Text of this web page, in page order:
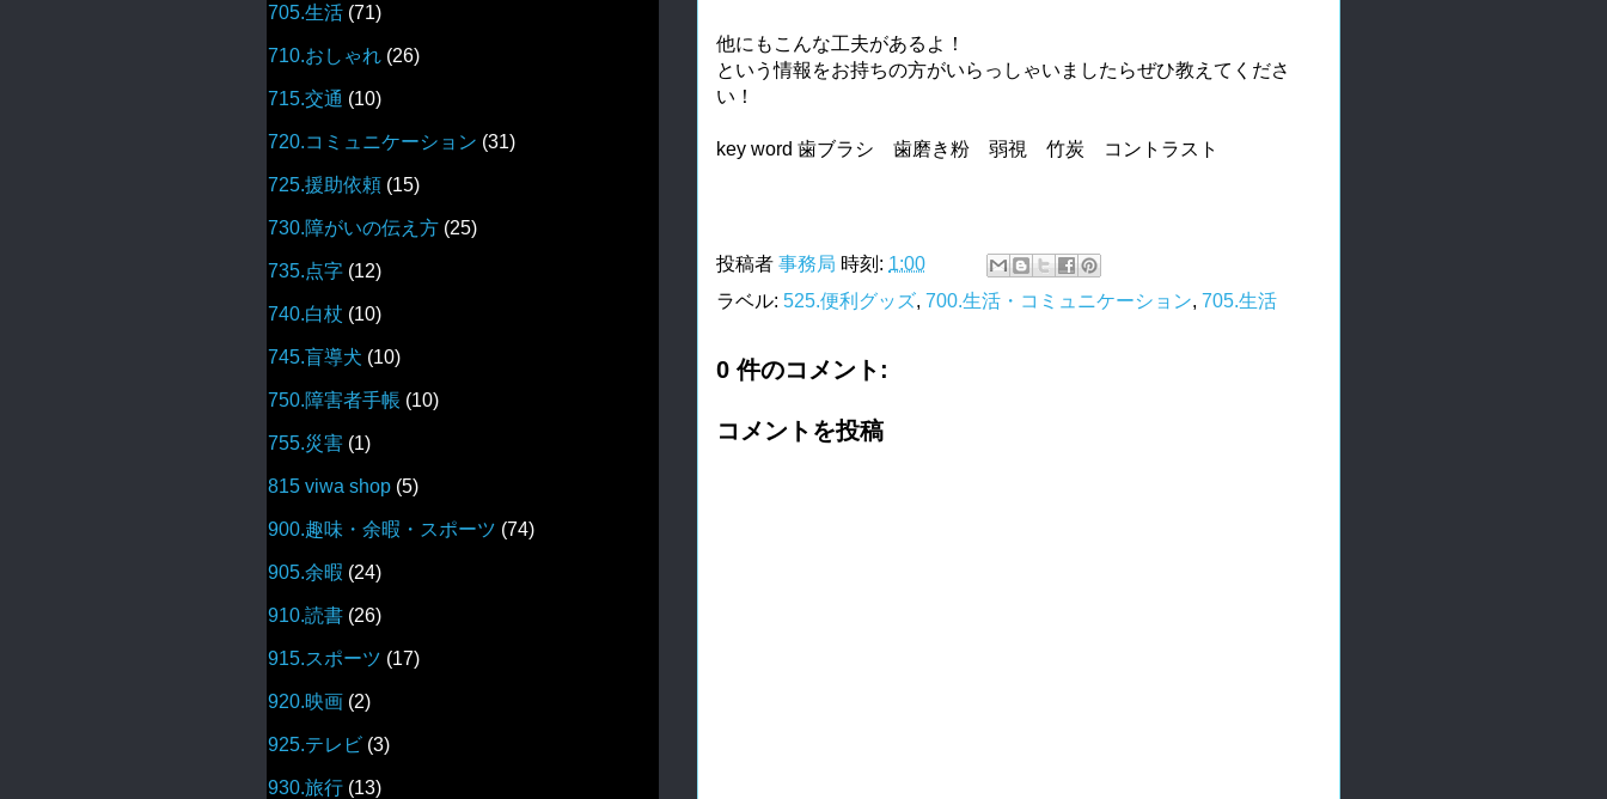
他にもこんな工夫があるよ！
という情報をお持ちの方がいらっしゃいましたらぜひ教えてくださ
い！
key word 歯ブラシ 歯磨き粉 弱視 竹炭 コントラスト
投稿者 事務局 時刻: 1:00
ラベル: 525.便利グッズ, 700.生活・コミュニケーション, 705.生活
0 件のコメント:
コメントを投稿
705.生活 (71)
710.おしゃれ (26)
715.交通 (10)
720.コミュニケーション (31)
725.援助依頼 (15)
730.障がいの伝え方 (25)
735.点字 (12)
740.白杖 (10)
745.盲導犬 (10)
750.障害者手帳 (10)
755.災害 (1)
815 viwa shop (5)
900.趣味・余暇・スポーツ (74)
905.余暇 (24)
910.読書 (26)
915.スポーツ (17)
920.映画 (2)
925.テレビ (3)
930.旅行 (13)